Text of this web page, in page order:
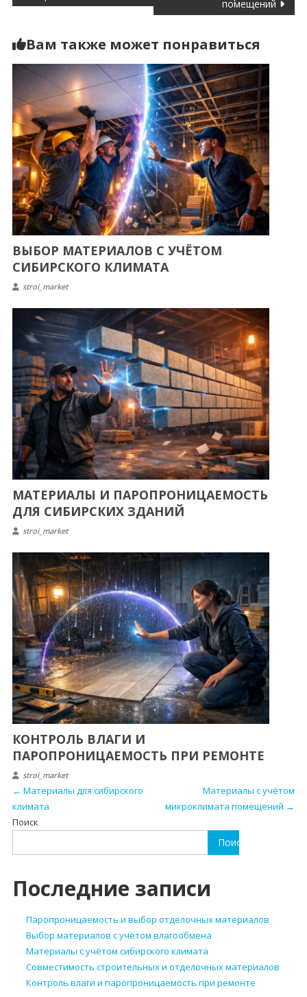
по
записям
помещений
Вам также может понравиться
ВЫБОР МАТЕРИАЛОВ С УЧЁТОМ
СИБИРСКОГО КЛИМАТА
stroi_market
МАТЕРИАЛЫ И ПАРОПРОНИЦАЕМОСТЬ
ДЛЯ СИБИРСКИХ ЗДАНИЙ
stroi_market
КОНТРОЛЬ ВЛАГИ И
ПАРОПРОНИЦАЕМОСТЬ ПРИ РЕМОНТЕ
stroi_market
← Материалы для сибирского
климата
Материалы с учётом
микроклимата помещений →
Поиск
Поиск
Последние записи
Паропроницаемость и выбор отделочных материалов
Выбор материалов с учётом влагообмена
Материалы с учётом сибирского климата
Совместимость строительных и отделочных материалов
Контроль влаги и паропроницаемость при ремонте